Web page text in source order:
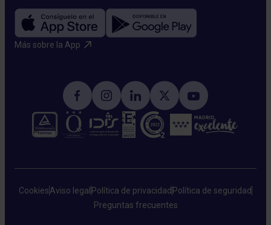
Más sobre la App​
CookiesAviso legal Política de privacidad Política de seguridad
Preguntas frecuentes